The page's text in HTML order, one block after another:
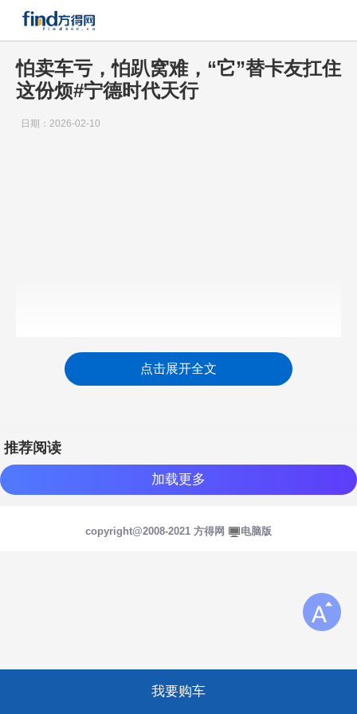
怕卖车亏，怕趴窝难，“它”替卡友扛住
这份烦#宁德时代天行
日期：2026-02-10
点击展开全文
推荐阅读
加载更多
copyright@2008-2021 方得网 电脑版
我要购车